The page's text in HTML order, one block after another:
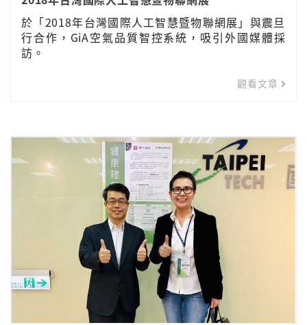
於「2018年台灣國際人工智慧暨物聯網展」與震旦
行合作，GiA空氣品質智控系統，吸引外國媒體採
訪。
觀看文章